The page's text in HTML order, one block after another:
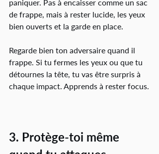
paniquer. Pas à encaisser comme un sac
de frappe, mais à rester lucide, les yeux
bien ouverts et la garde en place.
Regarde bien ton adversaire quand il
frappe. Si tu fermes les yeux ou que tu
détournes la tête, tu vas être surpris à
chaque impact. Apprends à rester focus.
3. Protège-toi même